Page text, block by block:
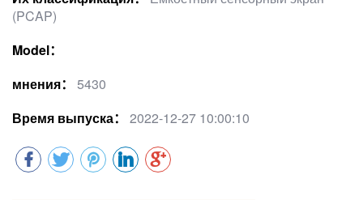
(PCAP)
Model：
мнения：
5430
Время выпуска：
2022-12-27 10:00:10